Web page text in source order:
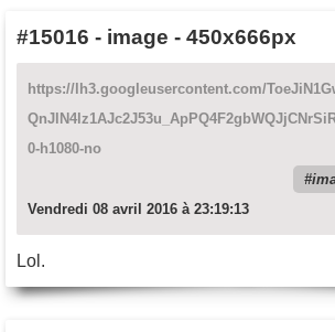
#15016 - image - 450x666px
https://lh3.googleusercontent.com/
0-h1080-no
Vendredi 08 avril 2016 à 23:19:13
Lol.